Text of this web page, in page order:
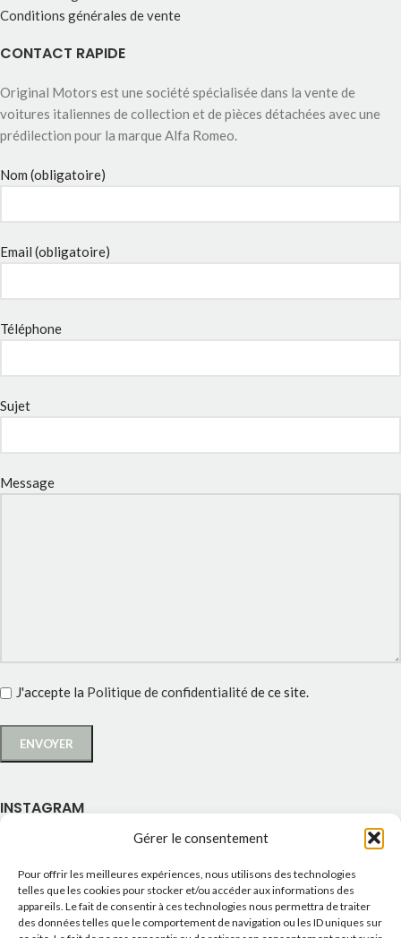
Gérer le consentement
Pour offrir les meilleures expériences, nous utilisons des technologies
telles que les cookies pour stocker et/ou accéder aux informations des
appareils. Le fait de consentir à ces technologies nous permettra de traiter
des données telles que le comportement de navigation ou les ID uniques sur
Conditions générales de vente
CONTACT RAPIDE
Original Motors est une société spécialisée dans la vente de
voitures italiennes de collection et de pièces détachées avec une
prédilection pour la marque Alfa Romeo.
Nom (obligatoire)
Email (obligatoire)
Téléphone
Sujet
Message
J'accepte la Politique de confidentialitéde ce site.
INSTAGRAM